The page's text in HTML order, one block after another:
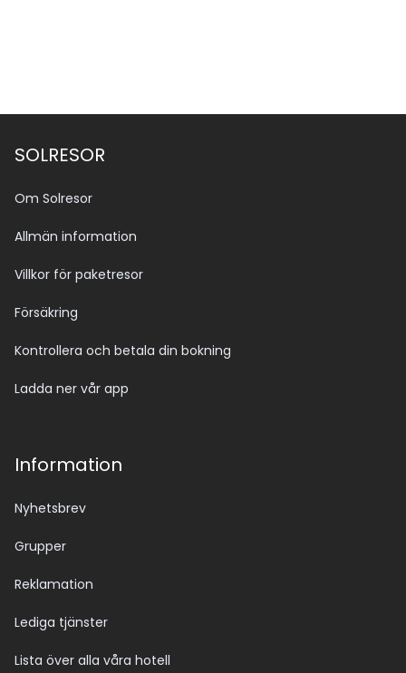
SOLRESOR
Om Solresor
Allmän information
Villkor för paketresor
Försäkring
Kontrollera och betala din bokning
Ladda ner vår app
Information
Nyhetsbrev
Grupper
Reklamation
Lediga tjänster
Lista över alla våra hotell